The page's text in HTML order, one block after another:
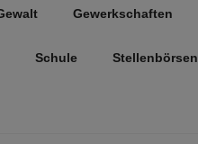
Gewerkschaften
Schule Stellenbörsen